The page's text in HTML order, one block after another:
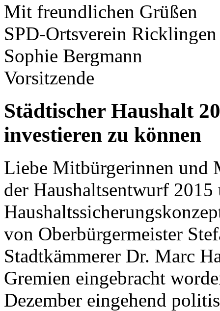
Mit freundlichen Grüßen
SPD-Ortsverein Ricklingen
Sophie Bergmann
Vorsitzende
Städtischer Haushalt
investieren zu können
Liebe Mitbürgerinnen und
der Haushaltsentwurf 2015
von Oberbürgermeister
Stadtkämmerer Dr. Marc
Gremien eingebracht
Dezember eingehend